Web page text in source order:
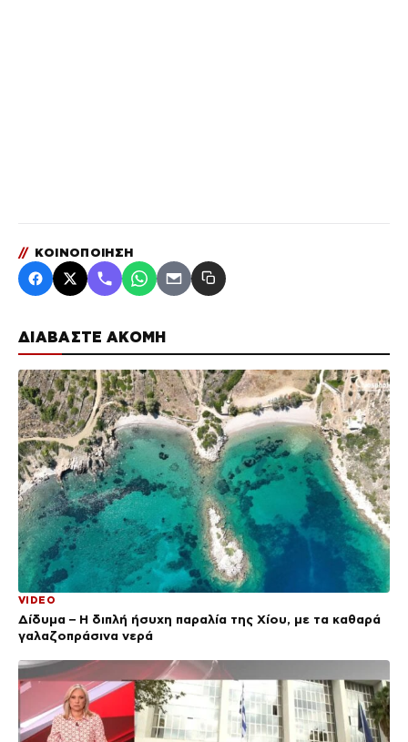
ΔΙΑΒΑΣΤΕ ΑΚΟΜΗ
VIDEO
Δίδυμα – Η διπλή ήσυχη παραλία της Χίου, με τα καθαρά
γαλαζοπράσινα νερά
// ΚΟΙΝΟΠΟΙΗΣΗ